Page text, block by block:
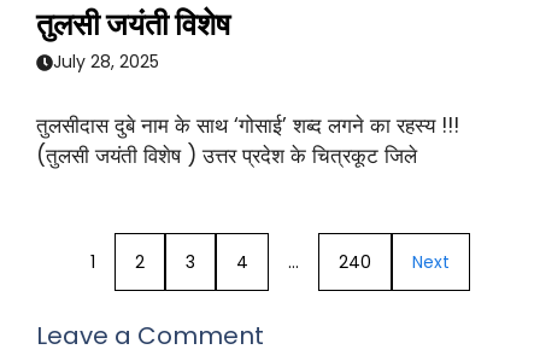
तुलसी जयंती विशेष
July 28, 2025
तुलसीदास दुबे नाम के साथ ‘गोसाई’ शब्द लगने का रहस्य !!!
(तुलसी जयंती विशेष ) उत्तर प्रदेश के चित्रकूट जिले
1 2 3 4 … 240 Next
Leave a Comment